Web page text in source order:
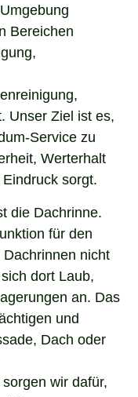
Bereichen
Unser Ziel ist es,
Service zu
Werterhalt
sorgt.
die Dachrinne.
für den
nicht
dort Laub,
an. Das
und
Dach oder
wir dafür,